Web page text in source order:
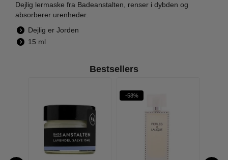
Dejlig lermaske fra Badeanstalten, renser i dybden og
absorberer urenheder.
Dejlig er Jorden
15 ml
Bestsellers
-58%